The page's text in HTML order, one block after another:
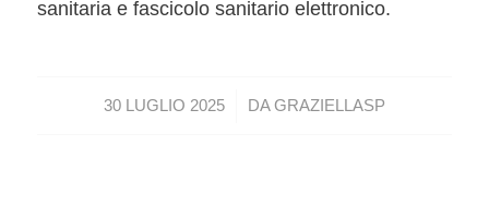
sanitaria e fascicolo sanitario elettronico.
30 LUGLIO 2025
/ DAGRAZIELLASP